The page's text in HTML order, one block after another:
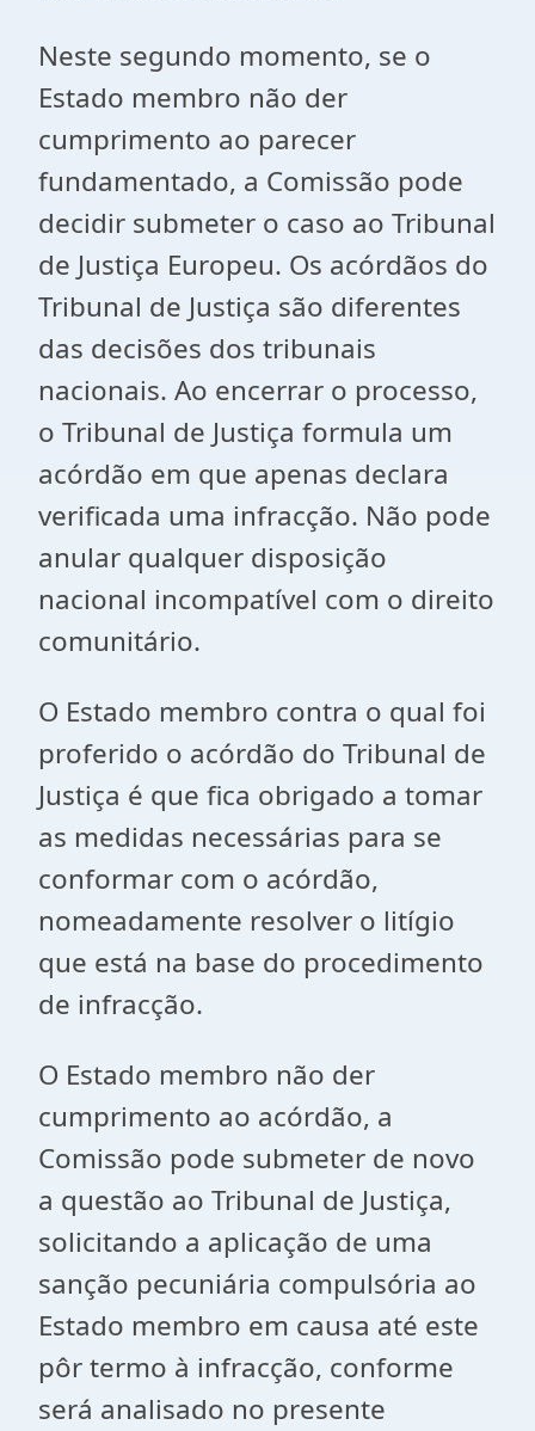
Neste segundo momento, se o
Estado membro não der
cumprimento ao parecer
fundamentado, a Comissão pode
decidir submeter o caso ao Tribunal
de Justiça Europeu. Os acórdãos do
Tribunal de Justiça são diferentes
das decisões dos tribunais
nacionais. Ao encerrar o processo,
o Tribunal de Justiça formula um
acórdão em que apenas declara
verificada uma infracção. Não pode
anular qualquer disposição
nacional incompatível com o direito
comunitário.
O Estado membro contra o qual foi
proferido o acórdão do Tribunal de
Justiça é que fica obrigado a tomar
as medidas necessárias para se
conformar com o acórdão,
nomeadamente resolver o litígio
que está na base do procedimento
de infracção.
O Estado membro não der
cumprimento ao acórdão, a
Comissão pode submeter de novo
a questão ao Tribunal de Justiça,
solicitando a aplicação de uma
sanção pecuniária compulsória ao
Estado membro em causa até este
pôr termo à infracção, conforme
será analisado no presente